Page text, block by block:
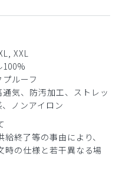
リーブコート・クール
2025-07-20
: 66-70kg
XXL
100%
ルーフ
気、防汚加工、ストレッ
ノンアイロン
終了等の事由により、
時の仕様と若干異なる場